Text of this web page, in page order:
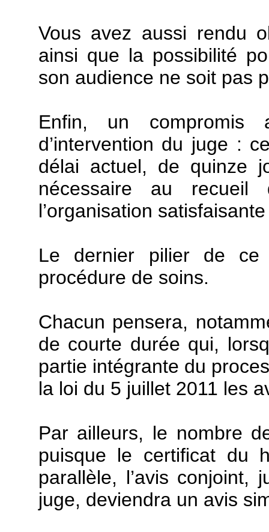
Vous avez aussi rendu
ainsi que la possibilité
son audience ne soit pas
Enfin, un
d’intervention du juge :
délai actuel, de quinze
nécessaire au recueil
l’organisation
Le dernier pilier de ce
procédure de soins.
Chacun pensera,
de courte durée qui,
partie intégrante du
la loi du 5 juillet 2011 les
Par ailleurs, le nombre
puisque le certificat du
parallèle, l’avis conjoint,
juge, deviendra un avis